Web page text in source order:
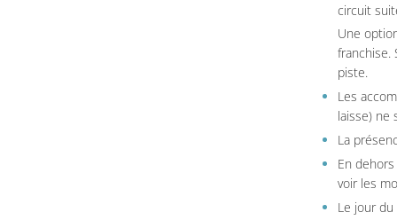
circuit
Une
franchise.
piste.
Les
laisse) ne
La
En
voir les
Le jour